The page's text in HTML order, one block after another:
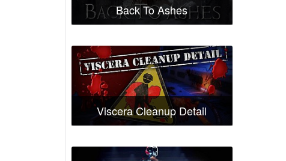
Back To Ashes
Viscera Cleanup Detail